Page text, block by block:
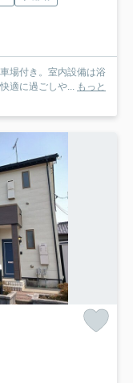
場付き。室内設備は浴
適に過ごしや... もっと